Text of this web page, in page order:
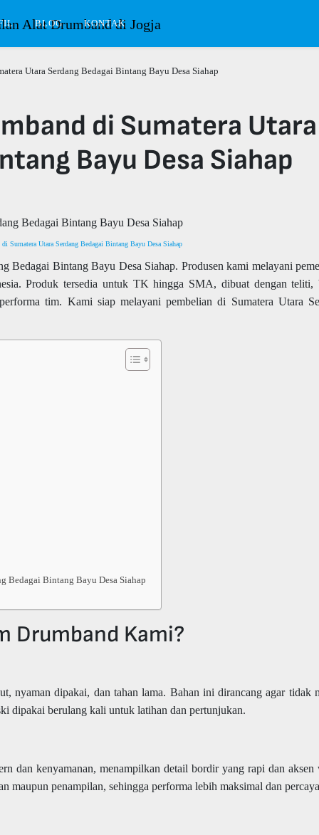
BLOG KONTAK
Utara Serdang Bedagai Bintang Bayu Desa Siahap
di Sumatera Utara
Bayu Desa Siahap
di Sumatera Utara Serdang Bedagai Bintang Bayu Desa Siahap
Bedagai Bintang Bayu Desa Siahap. Produsen kami melayani
Produk tersedia untuk TK hingga SMA, dibuat dengan teliti,
tim. Kami siap melayani pembelian di Sumatera Utara
Bedagai Bintang Bayu Desa Siahap
Drumband Kami?
nyaman dipakai, dan tahan lama. Bahan ini dirancang agar tidak
dipakai berulang kali untuk latihan dan pertunjukan.
dan kenyamanan, menampilkan detail bordir yang rapi dan aksen
maupun penampilan, sehingga performa lebih maksimal dan